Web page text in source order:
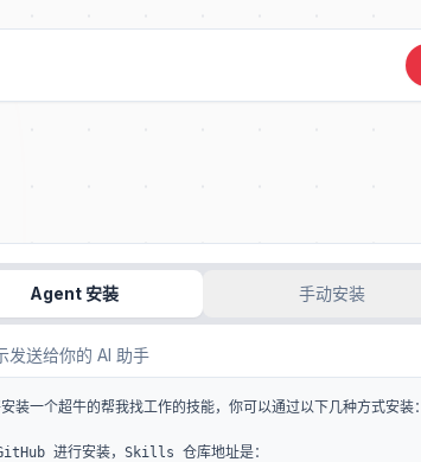
Agent 安装 手动安装
发送给你的 AI 助手
装一个超牛的帮我找工作的技能，你可以通过以下几种方式安装：
进行安装，Skills 仓库地址是：